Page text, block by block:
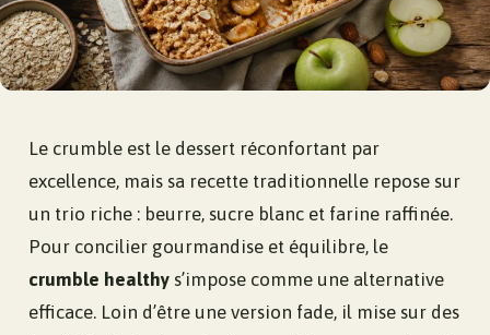
Le crumble est le dessert réconfortant par
excellence, mais sa recette traditionnelle repose sur
un trio riche : beurre, sucre blanc et farine raffinée.
Pour concilier gourmandise et équilibre, le
crumble healthy s’impose comme une alternative
efficace. Loin d’être une version fade, il mise sur des